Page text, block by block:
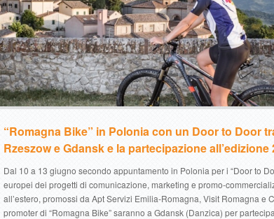
“Romagna Bike” in Polonia con un Door to Door
Rzeszow e Gdansk e la partecipazione all’edizione
Dal 10 a 13 giugno secondo appuntamento in Polonia per i “Door to
europei dei progetti di comunicazione, marketing e promo-
all’estero, promossi da Apt Servizi Emilia-Romagna, Visit Romagna e
promoter di “Romagna Bike” saranno a Gdansk (Danzica) per